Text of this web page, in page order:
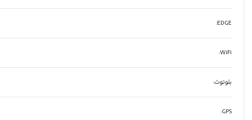
EDGE
:
WiFi
:
بلوتوث:
GPS
: